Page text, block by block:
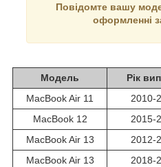
Повідомте вашу
оформленні
Модель Рік
MacBook Air 11
2010-
MacBook 12
2015-
MacBook Air 13
2012-
MacBook Air 13
2018-